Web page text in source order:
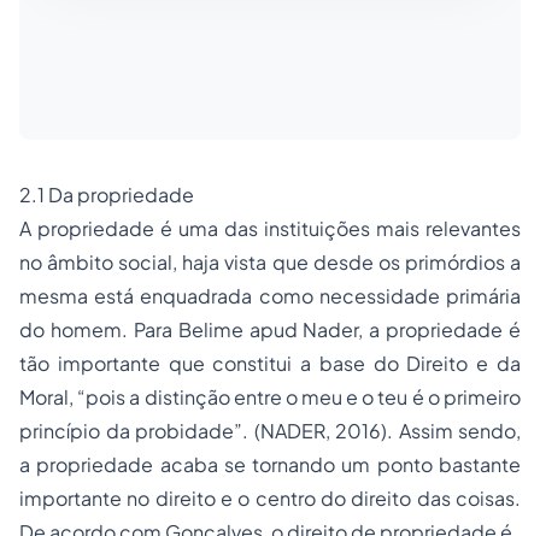
2.1 Da propriedade
A propriedade é uma das instituições mais relevantes
no âmbito social, haja vista que desde os primórdios a
mesma está enquadrada como necessidade primária
do homem. Para Belime apud Nader, a propriedade é
tão importante que constitui a base do Direito e da
Moral, “pois a distinção entre o meu e o teu é o primeiro
princípio da probidade”. (NADER, 2016). Assim sendo,
a propriedade acaba se tornando um ponto bastante
importante no direito e o centro do direito das coisas.